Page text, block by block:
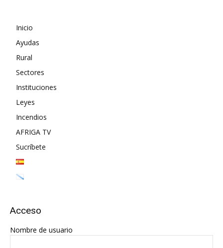
Inicio
Ayudas
Rural
Sectores
Instituciones
Leyes
Incendios
AFRIGA TV
Sucríbete
Acceso
Nombre de usuario